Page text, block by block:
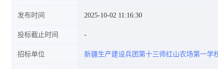
发布时间 2025-10-02 11:16:30
投标截止时间
招标单位 新疆生产建设兵团第十三师红山农场第一学